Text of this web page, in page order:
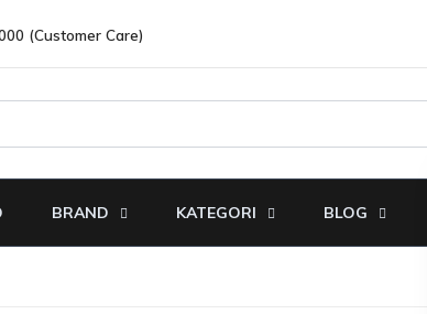
(Customer Care)
BRAND KATEGORI BLOG